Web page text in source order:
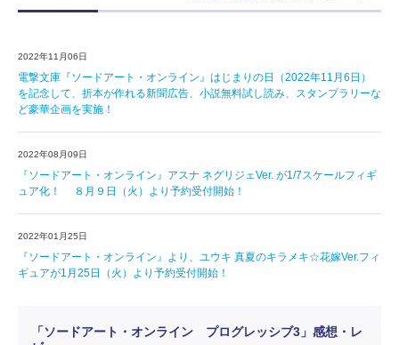
2022年11月06日
電撃文庫『ソードアート・オンライン』はじまりの日（2022年11月6日）
を記念して、折本が作れる新聞広告、小説無料試し読み、スタンプラリーな
ど豪華企画を実施！
2022年08月09日
『ソードアート・オンライン』アスナ ネグリジェVer. が1/7スケールフィギ
ュア化！ ８月９日（火）より予約受付開始！
2022年01月25日
『ソードアート・オンライン』より、ユウキ 真夏のキラメキ☆花嫁Ver.フィ
ギュアが1月25日（火）より予約受付開始！
「ソードアート・オンライン プログレッシブ3」感想・レ